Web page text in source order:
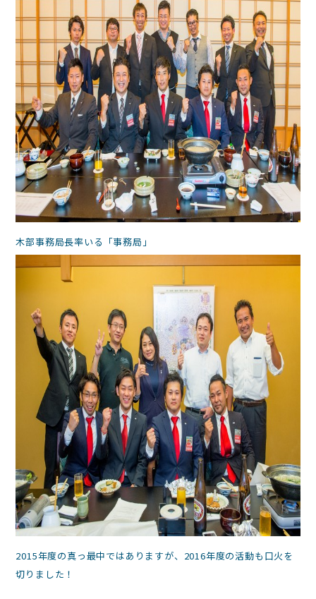
木部事務局長率いる「事務局」
2015年度の真っ最中ではありますが、2016年度の活動も口火を
切りました！